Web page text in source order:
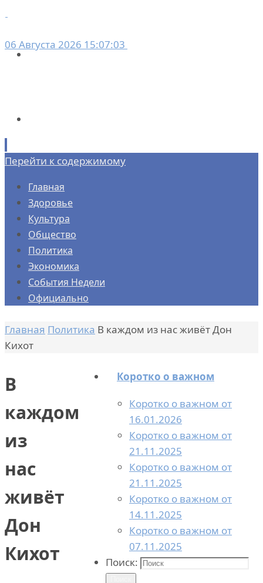
06 Августа 2026 15:07:03
Перейти к содержимому
Главная
Здоровье
Культура
Общество
Политика
Экономика
События Недели
Официально
Главная Политика В каждом из нас живёт Дон
Кихот
В
каждом
из
нас
живёт
Дон
Кихот
Коротко о важном
Коротко о важном от
16.01.2026
Коротко о важном от
21.11.2025
Коротко о важном от
21.11.2025
Коротко о важном от
14.11.2025
Коротко о важном от
07.11.2025
Поиск: